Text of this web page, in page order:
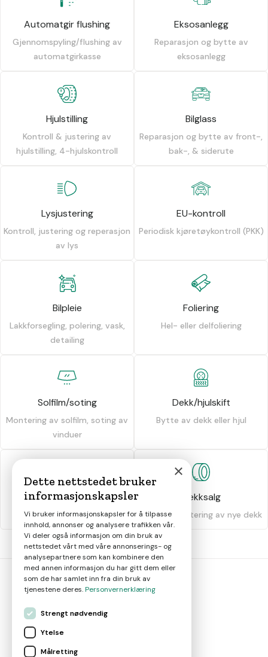
Automatgir flushing
Gjennomspyling/flushing av
automatgirkasse
Eksosanlegg
Reparasjon og bytte av
eksosanlegg
Hjulstilling
Kontroll & justering av
hjulstilling, 4-hjulskontroll
Bilglass
Reparasjon og bytte av front-,
bak-, & siderute
Lysjustering
Kontroll, justering og reperasjon
av lys
EU-kontroll
Periodisk kjøretøykontroll (PKK)
Bilpleie
Lakkforsegling, polering, vask,
detailing
Foliering
Hel- eller delfoliering
Solfilm/soting
Montering av solfilm, soting av
vinduer
Dekk/hjulskift
Bytte av dekk eller hjul
Dekkhotell
Oppbevaring av dekk
Dekksalg
Salg og montering av nye dekk
smart
×
Dette nettstedet bruker
informasjonskapsler
Vi bruker informasjonskapsler for å tilpasse
innhold, annonser og analysere trafikken vår.
Vi deler også informasjon om din bruk av
nettstedet vårt med våre annonserings- og
analysepartnere som kan kombinere den
med annen informasjon du har gitt dem eller
som de har samlet inn fra din bruk av
tjenestene deres.Personvernerklæring
Strengt nødvendig
Ytelse
Målretting